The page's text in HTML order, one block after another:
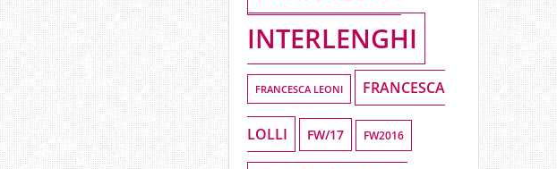
INTERLENGHI
FRANCESCA LEONI FRANCESCA
LOLLI FW/17 FW2016